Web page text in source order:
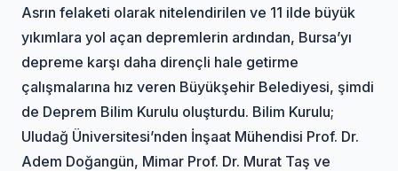
Asrın felaketi olarak nitelendirilen ve 11 ilde büyük
yıkımlara yol açan depremlerin ardından, Bursa’yı
depreme karşı daha dirençli hale getirme
çalışmalarına hız veren Büyükşehir Belediyesi, şimdi
de Deprem Bilim Kurulu oluşturdu. Bilim Kurulu;
Uludağ Üniversitesi’nden İnşaat Mühendisi Prof. Dr.
Adem Doğangün, Mimar Prof. Dr. Murat Taş ve